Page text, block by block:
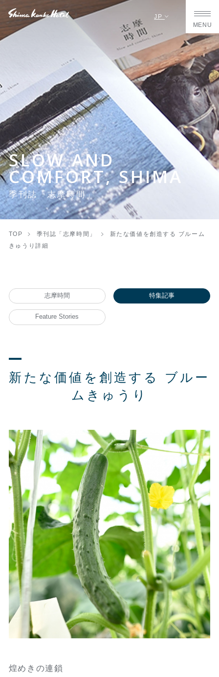
JP
MENU
SLOW AND
COMFORT, SHIMA
季刊誌「志摩時間」
TOP 季刊誌「志摩時間」
新たな価値を創造する ブルーム
きゅうり詳細
志摩時間 特集記事
Feature Stories
新たな価値を創造する ブルー
ムきゅうり
煌めきの連鎖